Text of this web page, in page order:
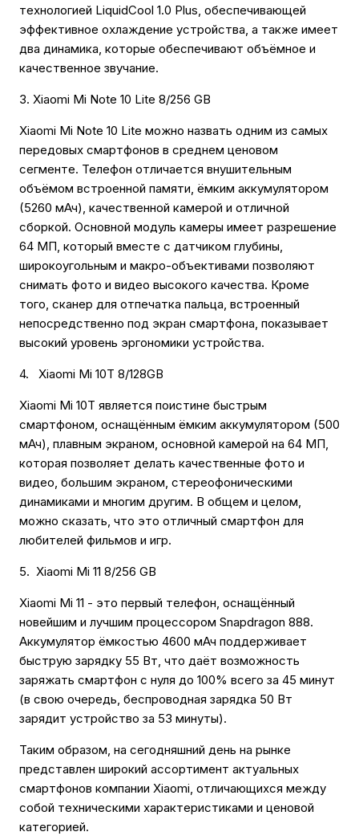
технологией LiquidCool 1.0 Plus, обеспечивающей
эффективное охлаждение устройства, а также имеет
два динамика, которые обеспечивают объёмное и
качественное звучание.
3. Xiaomi Mi Note 10 Lite 8/256 GB
Xiaomi Mi Note 10 Lite можно назвать одним из самых
передовых смартфонов в среднем ценовом
сегменте. Телефон отличается внушительным
объёмом встроенной памяти, ёмким аккумулятором
(5260 мАч), качественной камерой и отличной
сборкой. Основной модуль камеры имеет разрешение
64 МП, который вместе с датчиком глубины,
широкоугольным и макро-объективами позволяют
снимать фото и видео высокого качества. Кроме
того, сканер для отпечатка пальца, встроенный
непосредственно под экран смартфона, показывает
высокий уровень эргономики устройства.
4. Xiaomi Mi 10T 8/128GB
Xiaomi Mi 10T является поистине быстрым
смартфоном, оснащённым ёмким аккумулятором (500
мАч), плавным экраном, основной камерой на 64 МП,
которая позволяет делать качественные фото и
видео, большим экраном, стереофоническими
динамиками и многим другим. В общем и целом,
можно сказать, что это отличный смартфон для
любителей фильмов и игр.
5. Xiaomi Mi 11 8/256 GB
Xiaomi Mi 11 - это первый телефон, оснащённый
новейшим и лучшим процессором Snapdragon 888.
Аккумулятор ёмкостью 4600 мАч поддерживает
быструю зарядку 55 Вт, что даёт возможность
заряжать смартфон с нуля до 100% всего за 45 минут
(в свою очередь, беспроводная зарядка 50 Вт
зарядит устройство за 53 минуты).
Таким образом, на сегодняшний день на рынке
представлен широкий ассортимент актуальных
смартфонов компании Xiaomi, отличающихся между
собой техническими характеристиками и ценовой
категорией.